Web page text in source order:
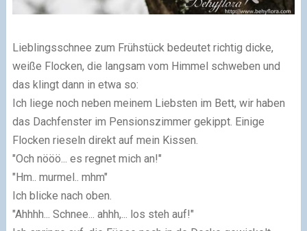
Lieblingsschnee zum Frühstück bedeutet richtig dicke,
weiße Flocken, die langsam vom Himmel schweben und
das klingt dann in etwa so:
Ich liege noch neben meinem Liebsten im Bett, wir haben
das Dachfenster im Pensionszimmer gekippt. Einige
Flocken rieseln direkt auf mein Kissen.
"Och nööö... es regnet mich an!"
"Hm.. murmel.. mhm"
Ich blicke nach oben.
"Ahhhh... Schnee... ahhh,... los steh auf!"